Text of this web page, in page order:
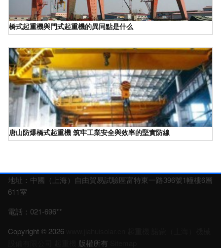
橋式起重機與門式起重機的異同點是什么
唐山防爆橋式起重機 筑牢工業安全與效率的堅實防線
地址：中國（上海）自由貿易試驗區富特東一路396號1幢樓6層
611室
電話：021-696**
Copyright © 2026
版權所有